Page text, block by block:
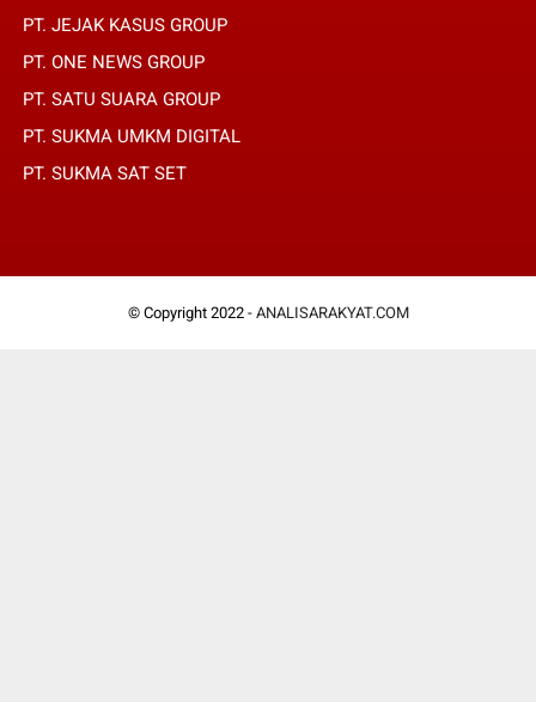
PT. JEJAK KASUS GROUP
PT. ONE NEWS GROUP
PT. SATU SUARA GROUP
PT. SUKMA UMKM DIGITAL
PT. SUKMA SAT SET
© Copyright 2022 - ANALISARAKYAT.COM